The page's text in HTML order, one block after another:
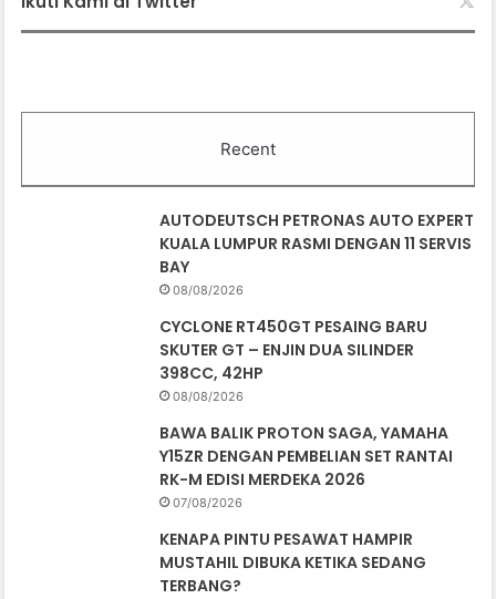
Recent
AUTODEUTSCH PETRONAS AUTO EXPERT
KUALA LUMPUR RASMI DENGAN 11 SERVIS
BAY
08/08/2026
CYCLONE RT450GT PESAING BARU
SKUTER GT – ENJIN DUA SILINDER
398CC, 42HP
08/08/2026
BAWA BALIK PROTON SAGA, YAMAHA
Y15ZR DENGAN PEMBELIAN SET RANTAI
RK-M EDISI MERDEKA 2026
07/08/2026
KENAPA PINTU PESAWAT HAMPIR
MUSTAHIL DIBUKA KETIKA SEDANG
TERBANG?